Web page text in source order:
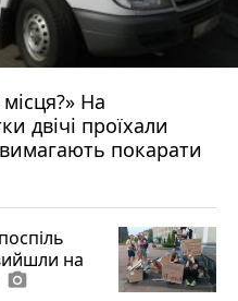
На
двічі проїхали
покарати
на
photo_camera